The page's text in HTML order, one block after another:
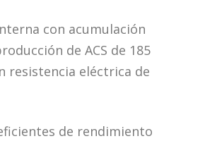
con acumulación
de ACS de 185
resistencia eléctrica de
de rendimiento